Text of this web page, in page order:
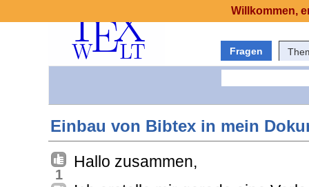
Fragen
Einbau von Bibtex in mein
1
Hallo zusammen,
Willkommen,